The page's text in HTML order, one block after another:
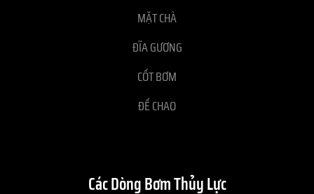
MẶT CHÀ
ĐĨA GƯƠNG
CỐT BƠM
ĐẾ CHAO
Các Dòng Bơm Thủy Lực